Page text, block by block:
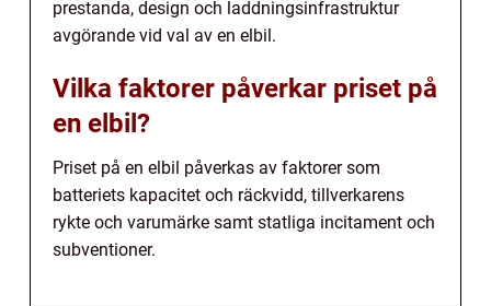
prestanda, design och laddningsinfrastruktur
avgörande vid val av en elbil.
Vilka faktorer påverkar priset på
en elbil?
Priset på en elbil påverkas av faktorer som
batteriets kapacitet och räckvidd, tillverkarens
rykte och varumärke samt statliga incitament och
subventioner.